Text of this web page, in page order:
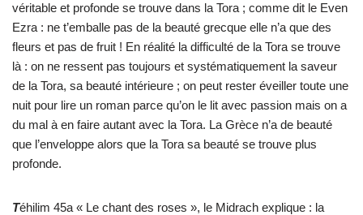
véritable et profonde se trouve dans la Tora ; comme dit le Even
Ezra : ne t’emballe pas de la beauté grecque elle n’a que des
fleurs et pas de fruit ! En réalité la difficulté de la Tora se trouve
là : on ne ressent pas toujours et systématiquement la saveur
de la Tora, sa beauté intérieure ; on peut rester éveiller toute une
nuit pour lire un roman parce qu’on le lit avec passion mais on a
du mal à en faire autant avec la Tora. La Grèce n’a de beauté
que l’enveloppe alors que la Tora sa beauté se trouve plus
profonde.
Téhilim 45a « Le chant des roses », le Midrach explique : la